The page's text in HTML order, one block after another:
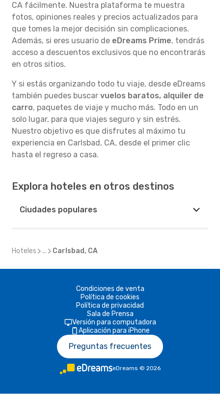
CA fácilmente. Nuestra plataforma te muestra
fotos, opiniones reales y precios actualizados para
que tomes la mejor decisión sin complicaciones.
Además, si eres usuario de eDreams Prime, tendrás
acceso a descuentos exclusivos que no encontrarás
en otros sitios.
Y si estás organizando todo tu viaje, desde eDreams
también puedes buscar vuelos baratos, alquiler de
carro, paquetes de viaje y mucho más. Todo en un
solo lugar, para que viajes seguro y sin estrés.
Nuestro objetivo es que disfrutes al máximo tu
experiencia en Carlsbad, CA, desde el primer clic
hasta el regreso a casa.
Explora hoteles en otros destinos
Ciudades populares
Hoteles ... Carlsbad, CA
Condiciones de venta
Política de cookies
Política de privacidad
Sala de Prensa
Versión para computadora
Aplicación para iPhone
Preguntas frecuentes
eDreams © 2026